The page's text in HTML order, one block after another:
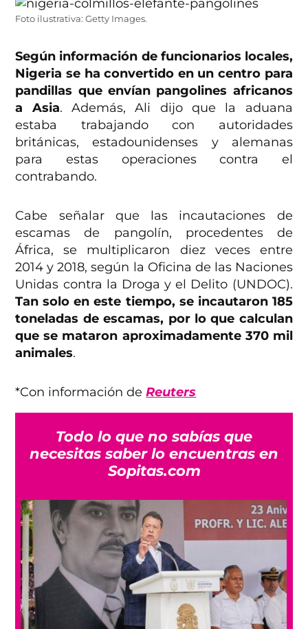
Foto ilustrativa: Getty Images.
Según información de funcionarios locales,
Nigeria se ha convertido en un centro para
pandillas que envían pangolines africanos
a Asia. Además, Ali dijo que la aduana
estaba trabajando con autoridades
británicas, estadounidenses y alemanas
para estas operaciones contra el
contrabando.
Cabe señalar que las incautaciones de
escamas de pangolín, procedentes de
África, se multiplicaron diez veces entre
2014 y 2018, según la Oficina de las Naciones
Unidas contra la Droga y el Delito (UNDOC).
Tan solo en este tiempo, se incautaron 185
toneladas de escamas, por lo que calculan
que se mataron aproximadamente 370 mil
animales.
*Con información deReuters
Todo lo que no sabías que
necesitas saber lo encuentras en
Sopitas.com